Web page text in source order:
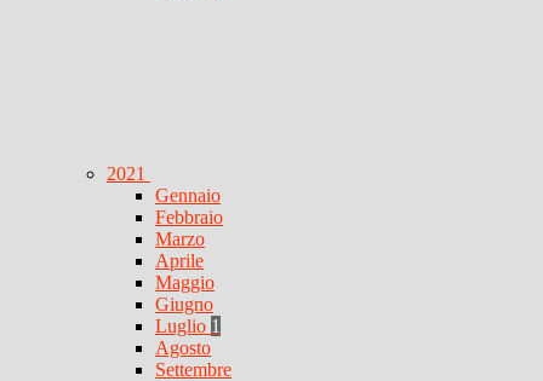
2021
Gennaio
Febbraio
Marzo
Aprile
Maggio
Giugno
Luglio 1
Agosto
Settembre